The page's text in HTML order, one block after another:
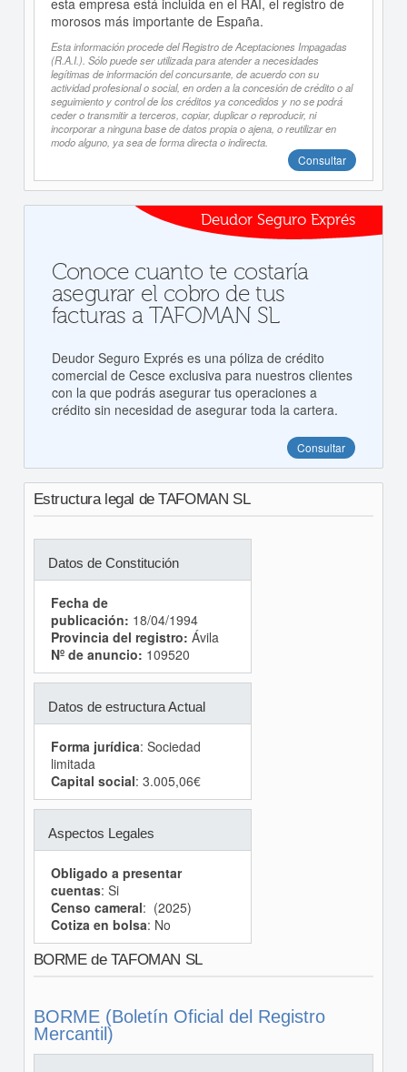
esta empresa está incluida en el RAI, el registro de
morosos más importante de España.
Esta información procede del Registro de Aceptaciones Impagadas
(R.A.I.). Sólo puede ser utilizada para atender a necesidades
legítimas de información del concursante, de acuerdo con su
actividad profesional o social, en orden a la concesión de crédito o al
seguimiento y control de los créditos ya concedidos y no se podrá
ceder o transmitir a terceros, copiar, duplicar o reproducir, ni
incorporar a ninguna base de datos propia o ajena, o reutilizar en
modo alguno, ya sea de forma directa o indirecta.
Consultar
Deudor Seguro Exprés
Conoce cuanto te costaría
asegurar el cobro de tus
facturas a TAFOMAN SL
Deudor Seguro Exprés es una póliza de crédito
comercial de Cesce exclusiva para nuestros clientes
con la que podrás asegurar tus operaciones a
crédito sin necesidad de asegurar toda la cartera.
Consultar
Estructura legal de TAFOMAN SL
Datos de Constitución
Fecha de
publicación: 18/04/1994
Provincia del registro: Ávila
Nº de anuncio: 109520
Datos de estructura Actual
Forma jurídica: Sociedad
limitada
Capital social: 3.005,06€
Aspectos Legales
Obligado a presentar
cuentas: Si
Censo cameral: (2025)
Cotiza en bolsa: No
BORME de TAFOMAN SL
BORME (Boletín Oficial del Registro
Mercantil)